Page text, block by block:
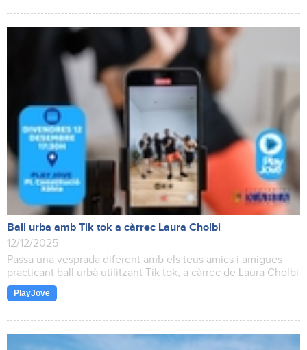
Ball urba amb Tik tok a càrrec Laura Cholbi
12/12/2025
Passa una vesprada diferent amb els teus amics i amigues
practicant ball urbà utilitzant Tik tok, a càrrec de Laura Cholbi
PlayJove